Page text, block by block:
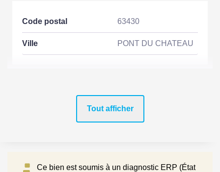
Code postal 63430
Ville PONT DU CHATEAU
176000 EUR
Tout afficher
Ce bien est soumis à un diagnostic ERP (État